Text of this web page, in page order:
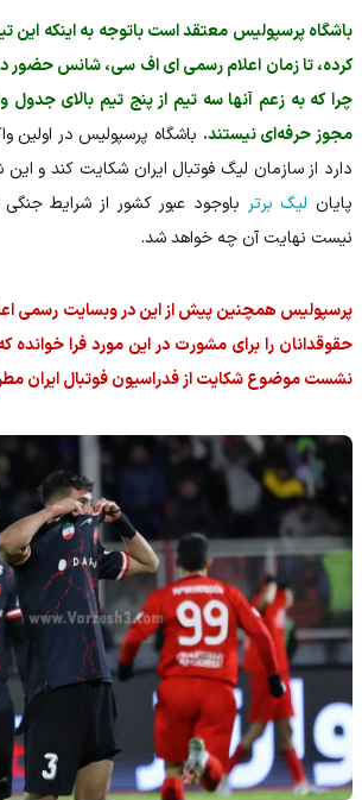
باشگاه پرسپولیس معتقد است باتوجه به اینکه این
کرده، تا زمان اعلام رسمی ای اف سی، شانس حضور در
چرا که به زعم آنها سه تیم از پنج تیم بالای جدول
مجوز حرفه‌ای نیستند. باشگاه پرسپولیس در اولین
دارد از سازمان لیگ فوتبال ایران شکایت کند و
پایان لیگ برتر باوجود عبور کشور از شرایط
نیست نهایت آن چه خواهد شد.
پرسپولیس همچنین پیش از این در وبسایت رسمی
حقوقدانان را برای مشورت در این مورد فرا خوانده
نشست موضوع شکایت از فدراسیون فوتبال ایران